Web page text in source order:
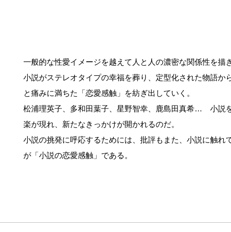
一般的な性愛イメージを越えて人と人の濃密な関係性を描
小説がステレオタイプの幸福を葬り、定型化された物語
と痛みに満ちた「恋愛感触」を紡ぎ出していく。
松浦理英子、多和田葉子、星野智幸、鹿島田真希… 小説
楽が現れ、新たなきっかけが開かれるのだ。
小説の挑発に呼応するためには、批評もまた、小説に触
が「小説の恋愛感触」である。